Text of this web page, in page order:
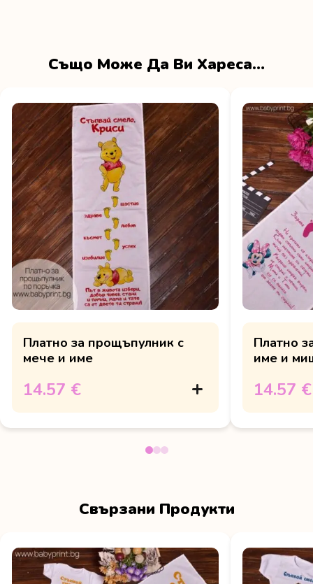
Също Може Да Ви Хареса…
Платно за прощъпулник с
мече и име
14.57 €
Платно
име и
14.57 €
Свързани Продукти